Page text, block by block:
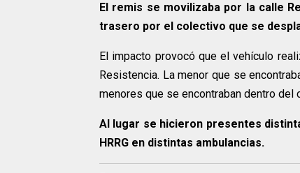
El remis se movilizaba por la calle
trasero por el colectivo que se
El impacto provocó que el vehículo
Resistencia. La menor que se
menores que se encontraban dentro del
Al lugar se hicieron presentes
HRRG en distintas ambulancias.